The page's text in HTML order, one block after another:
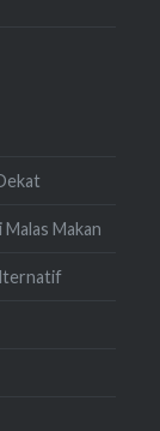
Makan